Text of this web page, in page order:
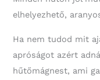
elhelyezhető,
Ha nem tudod mit
apróságot azért
hűtőmágnest, ami